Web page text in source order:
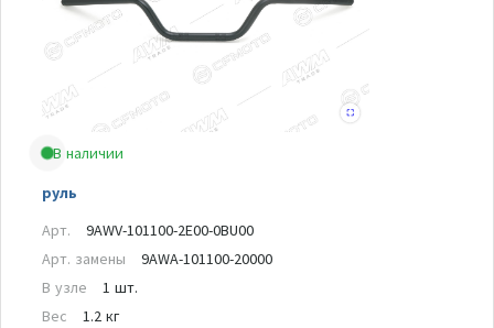
В наличии
руль
Арт.
9AWV-101100-2E00-0BU00
Арт. замены
9AWA-101100-20000
В узле
1 шт.
Вес
1.2 кг